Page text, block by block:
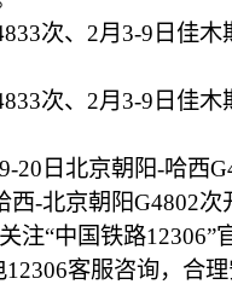
次、2月3-9日佳木
次、2月3-9日佳木
日北京朝阳-哈西
西-北京朝阳G4802次
“中国铁路12306”
12306客服咨询，合